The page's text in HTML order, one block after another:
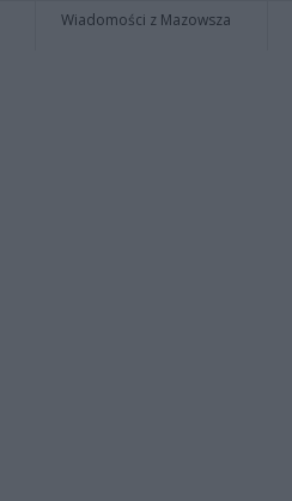
Wiadomości z Mazowsza